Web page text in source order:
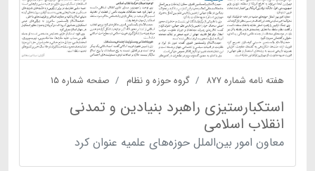
هفته نامه شماره ۸۷۷ گروه حوزه و نظام صفحه شماره ۱۵
استکبارستیزی راهبرد بنیادین و تمدنی
انقلاب اسلامی
معاون امور بین‌الملل حوزه‌های علمیه عنوان کرد